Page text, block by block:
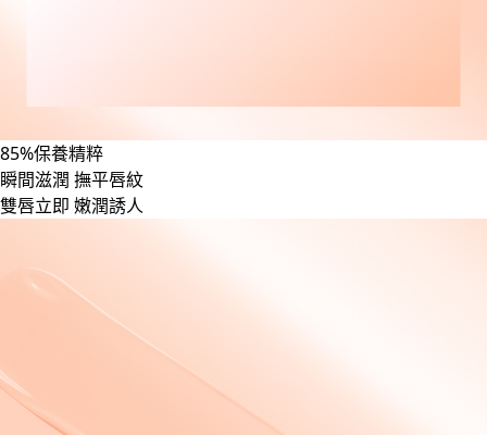
85%保養精粹
瞬間滋潤 撫平唇紋
雙唇立即 嫩潤誘人